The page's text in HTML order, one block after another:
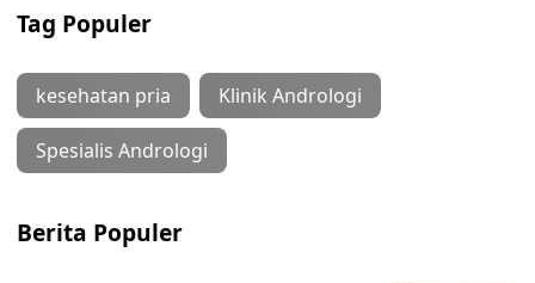
Tag Populer
kesehatan pria Klinik Andrologi
Spesialis Andrologi
Berita Populer